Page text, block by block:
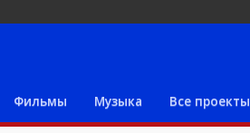
Фильмы Музыка Все проекты